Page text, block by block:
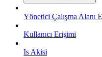
Yönetici Çalışma Alanı
Kullanıcı Erişimi
Is Akisi